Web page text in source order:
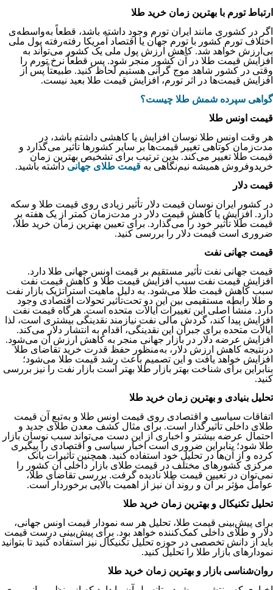
ارتباط تورم با بهترین زمان خرید طلا
اگر در کشوری مانند ایران تورم وجود داشته باشد، قطعاً به‌­واسطه­‌ی
اختلاف تورم کشور با تورم جهان یا اقتصاد آمریکا رفته‌رفته پول ملی
بی‌ارزش خواهد شد. کاهش ارزش پول ملی یک کشور می‌تواند به
افزایش قیمت طلا در آن کشور منجر شود. پس قطعاً نرخ تورم را
وقتی در کشور شاهد موج گرانی هستیم لحاظ کنید. طبیعتاً پس از
افزایش قیمت‌ها در اثر تورم، افزایش قیمت طلا بعید نیست.
گواهی سپرده شمش طلا چیست؟
قیمت اونس طلا
هر وقت اونس طلا نوسان افزایش یا کاهشی داشته باشد، در
مدت‌زمان کوتاهی تغییر قیمت‌ها بر سایر کشورها تأثیر می‌گذارد و
قیمت طلا تغییر می‌کند. بدین ترتیب برای تشخیص بهترین زمان
خریدوفروش همیشه نیم‌نگاهی به قیمت طلای جهانی داشته باشید.
قیمت دلار
در کشور ایران نوسان قیمت دلار تأثیر زیادی روی قیمت طلا و سکه
دارد. افزایش یا کاهش قیمت دلار در مدت‌زمان کمتر از یک هفته بر
قیمت طلا تأثیر خود را می‌گذارد. برای تعیین بهترین زمان خرید طلا،
ضروری است قیمت دلار را بررسی کنید.
قیمت جهانی نفت
قیمت جهانی نفت تأثیر مستقیم بر قیمت اونس جهانی طلا دارد.
افزایش قیمت نفت سبب افزایش قیمت طلا و کاهش قیمت نفت
سبب کاهش قیمت طلا می‌شود. به دلیل ماهیت استراتژیک بازار نفت
و طلا رابطه مستقیمی بین این دو تحت‌تأثیر تحولات اقتصادی وجود
دارد. منشأ اصلی این تغییرات ایالات متحده است. هرگاه قیمت نفت
افزایش پیدا کند، گردش مالی نفت نیازمند نقدینگی بیشتری است، لذا
ایالات متحده برای جبران این نقدینگی، اقدام به انتشار دلار می‌کند.
افزایش عرضه دلار در بازار جهانی منجر به کاهش ارزش آن می‌شود.
درنتیجه کاهش ارزش دلار، به­‌منظور حفظ قدرت خرید تقاضای طلا
افزایش خواهد یافت و این تصمیم باعث رشد قیمت طلا می‌شود؛
بنابراین برای شناخت بهتر بازار طلا بهتر است بازار نفت را نیز بررسی
کنید.
تحلیل بنیادی و بهترین زمان خرید طلا
اتفاقات سیاسی و اقتصادی روی قیمت اونس طلا و به‌تبع آن قیمت
طلای داخلی تأثیرگذار است. برای مثال کشف معدن طلای جدید و
احتمال عرضه بیشتر و اخباری از این‌ دست می‌تواند سبب نوسان بازار
طلا شود؛ بنابراین ضروری است اخبار سیاسی و اقتصادی را پیگیری
کرده و از آن‌ها در تحلیل خود استفاده کنید. همچنین تأثیرات بانک
مرکزی کشورهای مختلف در قیمت طلای بازار داخلی آن کشور را
نمی‌توان در تعیین قیمت طلا نادیده گرفت. بررسی تقاضای طلا،
عوامل مؤثر بر آن و روند آن نیز از اهمیت بالایی برخوردار است.
تحلیل تکنیکال و بهترین زمان خرید طلا
برای پیش‌بینی قیمت طلا، تحلیل هر سه نمودار قیمت اونس جهانی،
دلار و طلای داخلی کمک­‌کننده خواهد بود. برای پیش‌بینی درست قیمت
باید از دانش تخصصی در حوزه تحلیل تکنیکال نیز استفاده کنید تا بتوانید
نمودارهای بازار طلا را تحلیل کنید.
روان‌شناسی بازار و بهترین زمان خرید طلا